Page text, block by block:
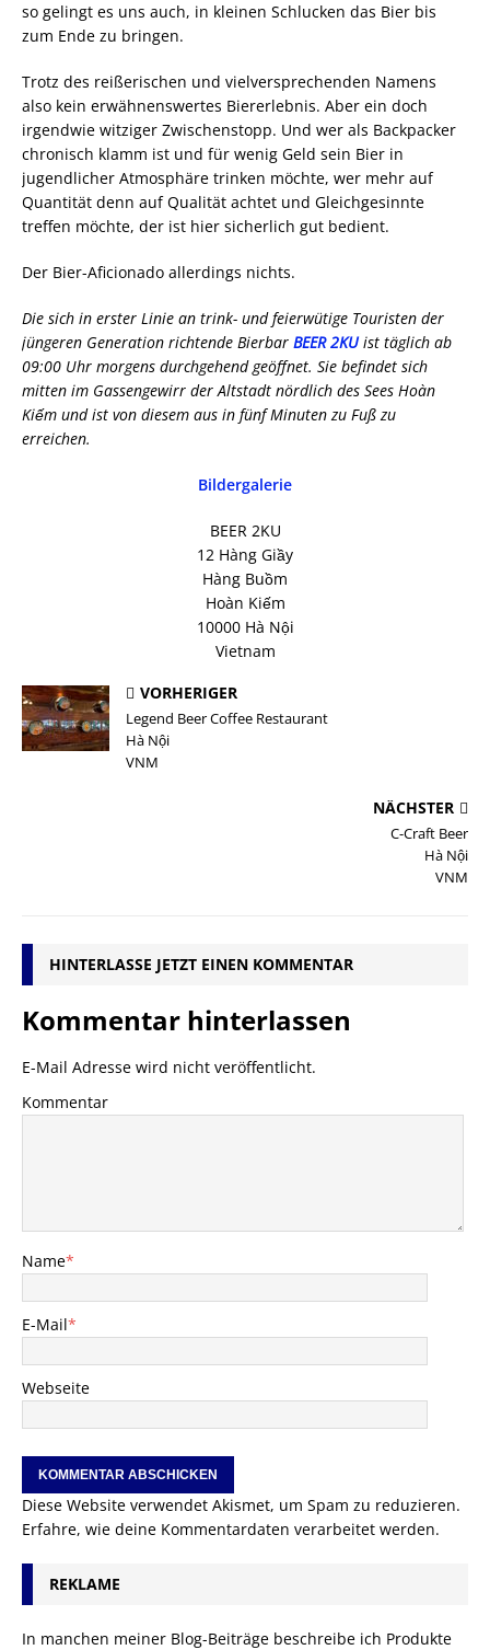
so gelingt es uns auch, in kleinen Schlucken das Bier bis
zum Ende zu bringen.
Trotz des reißerischen und vielversprechenden Namens
also kein erwähnenswertes Biererlebnis. Aber ein doch
irgendwie witziger Zwischenstopp. Und wer als Backpacker
chronisch klamm ist und für wenig Geld sein Bier in
jugendlicher Atmosphäre trinken möchte, wer mehr auf
Quantität denn auf Qualität achtet und Gleichgesinnte
treffen möchte, der ist hier sicherlich gut bedient.
Der Bier-Aficionado allerdings nichts.
Die sich in erster Linie an trink- und feierwütige Touristen der
jüngeren Generation richtende Bierbar BEER 2KUist täglich ab
09:00 Uhr morgens durchgehend geöffnet. Sie befindet sich
mitten im Gassengewirr der Altstadt nördlich des Sees Hoàn
Kiếm und ist von diesem aus in fünf Minuten zu Fuß zu
erreichen.
Bildergalerie
BEER 2KU
12 Hàng Giầy
Hàng Buồm
Hoàn Kiếm
10000 Hà Nội
Vietnam
VORHERIGER
Legend Beer Coffee Restaurant
Hà Nội
VNM
NÄCHSTER
C-Craft Beer
Hà Nội
VNM
HINTERLASSE JETZT EINEN KOMMENTAR
Kommentar hinterlassen
E-Mail Adresse wird nicht veröffentlicht.
Kommentar
Name*
E-Mail*
Webseite
Diese Website verwendet Akismet, um Spam zu reduzieren.
Erfahre, wie deine Kommentardaten verarbeitet werden.
REKLAME
In manchen meiner Blog-Beiträge beschreibe ich Produkte